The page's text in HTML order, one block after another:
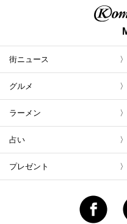
街ニュース
グルメ
ラーメン
占い
プレゼント